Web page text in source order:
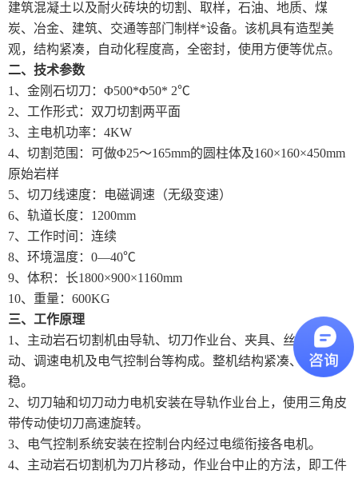
建筑混凝土以及耐火砖块的切割、取样，石油、地质、煤
炭、冶金、建筑、交通等部门制样*设备。该机具有造型美
观，结构紧凑，自动化程度高，全密封，使用方便等优点。
二、技术参数
1、金刚石切刀：Φ500*Φ50* 2℃
2、工作形式：双刀切割两平面
3、主电机功率：4KW
4、切割范围：可做Φ25～165mm的圆柱体及160×160×450mm
原始岩样
5、切刀线速度：电磁调速（无级变速）
6、轨道长度：1200mm
7、工作时间：连续
8、环境温度：0—40℃
9、体积：长1800×900×1160mm
10、重量：600KG
三、工作原理
1、主动岩石切割机由导轨、切刀作业台、夹具、丝杠轴传
动、调速电机及电气控制台等构成。整机结构紧凑、作业平
稳。
2、切刀轴和切刀动力电机安装在导轨作业台上，使用三角皮
带传动使切刀高速旋转。
3、电气控制系统安装在控制台内经过电缆衔接各电机。
4、主动岩石切割机为刀片移动，作业台中止的方法，即工件